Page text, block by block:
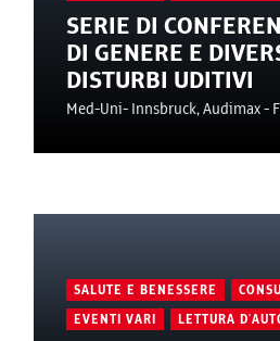
SERIE DI
DI GENERE E
DISTURBI UDITIVI
Med-Uni- Innsbruck, Audimax -
SALUTE E BENESSERE
EVENTI VARI LETTURA